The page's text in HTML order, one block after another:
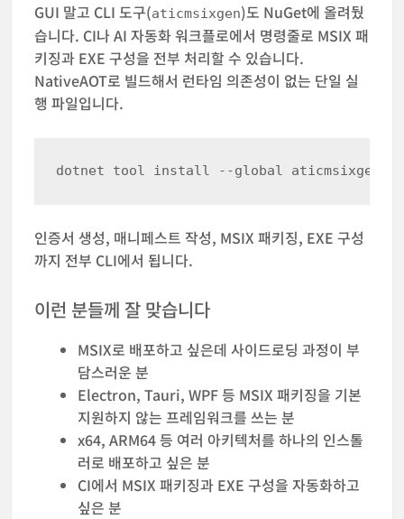
GUI 말고 CLI 도구(aticmsixgen)도 NuGet에 올려뒀
습니다. CI나 AI 자동화 워크플로에서 명령줄로 MSIX 패
키징과 EXE 구성을 전부 처리할 수 있습니다.
NativeAOT로 빌드해서 런타임 의존성이 없는 단일 실
행 파일입니다.
인증서 생성, 매니페스트 작성, MSIX 패키징, EXE 구성
까지 전부 CLI에서 됩니다.
이런 분들께 잘 맞습니다
MSIX로 배포하고 싶은데 사이드로딩 과정이 부
담스러운 분
Electron, Tauri, WPF 등 MSIX 패키징을 기본
지원하지 않는 프레임워크를 쓰는 분
x64, ARM64 등 여러 아키텍처를 하나의 인스톨
러로 배포하고 싶은 분
CI에서 MSIX 패키징과 EXE 구성을 자동화하고
싶은 분